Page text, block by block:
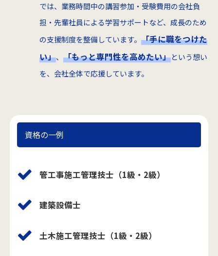
では、業務時間中の講習参加・受験費用の会社負
担・先輩社員による学習サポートなど、成長のため
の支援制度を整備しています。 「手に職をつけた
い」、 「もっと専門性を高めたい」という想い
を、会社全体で応援しています。
資格の一例
管工事施工管理技士（1級・2級）
建築設備士
土木施工管理技士（1級・2級）